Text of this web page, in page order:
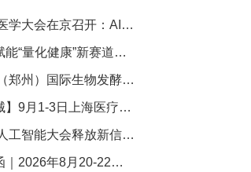
京召开：AI正重塑精准外科与基层医疗
康”新赛道，医疗AI迈入全域发展新阶段
际生物发酵产品、发酵技术装备博览会
3日上海医疗器械展​逛展指南来了！
释放新信号：医疗AI进入真实场景落地时代
20-22日第71届沈阳国际医疗器械展览会